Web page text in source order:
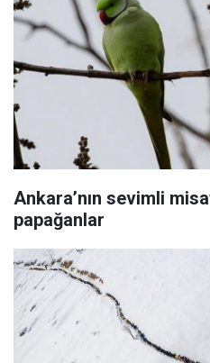
Ankara’nın sevimli
papağanlar